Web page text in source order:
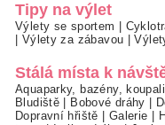
Tipy na výlet
Výlety se sportem
Výlety za zábavou |
Stálá místa k
Aquaparky, bazény,
Bludiště
Bobové dráhy
Dopravní hřiště
Galerie